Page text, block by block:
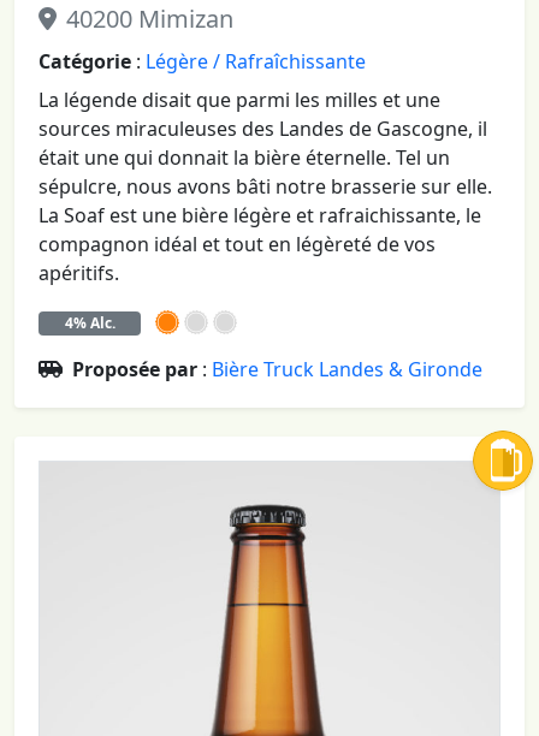
40200 Mimizan
Catégorie : Légère / Rafraîchissante
La légende disait que parmi les milles et une
sources miraculeuses des Landes de Gascogne, il
était une qui donnait la bière éternelle. Tel un
sépulcre, nous avons bâti notre brasserie sur elle.
La Soaf est une bière légère et rafraichissante, le
compagnon idéal et tout en légèreté de vos
apéritifs.
4% Alc.
Proposée par : Bière Truck Landes & Gironde